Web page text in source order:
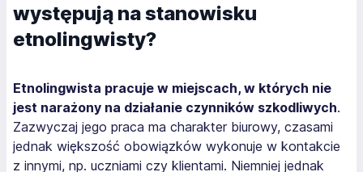
występują na stanowisku
etnolingwisty?
Etnolingwista pracuje w miejscach, w których nie
jest narażony na działanie czynników szkodliwych.
Zazwyczaj jego praca ma charakter biurowy, czasami
jednak większość obowiązków wykonuje w kontakcie
z innymi, np. uczniami czy klientami. Niemniej jednak